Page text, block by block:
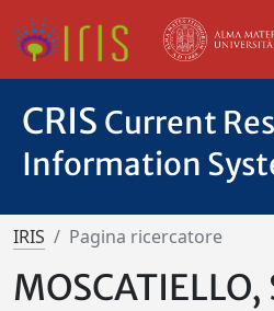
CRIS Current
Information
IRIS Pagina ricercatore